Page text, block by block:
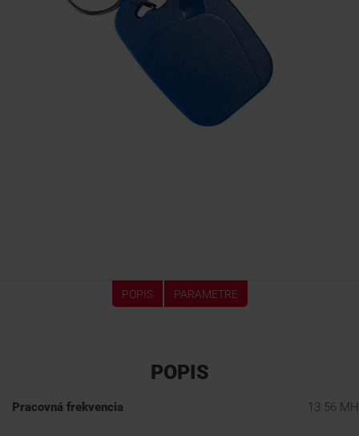
POPIS PARAMETRE
POPIS
Pracovná frekvencia 13.56